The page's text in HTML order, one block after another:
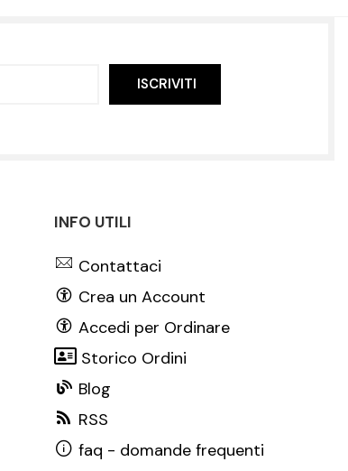
ISCRIVITI
INFO UTILI
Contattaci
Crea un Account
Accedi per Ordinare
Storico Ordini
Blog
RSS
faq - domande frequenti